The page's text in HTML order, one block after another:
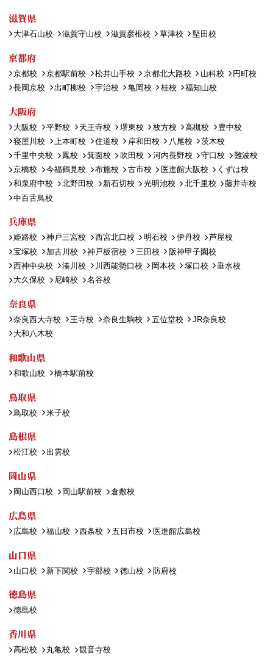
滋賀県
大津石山校 滋賀守山校 滋賀彦根校 草津校 堅田校
京都府
京都校 京都駅前校 松井山手校 京都北大路校 山科校
円町校
長岡京校
出町柳校 宇治校 亀岡校 桂校 福知山校
大阪府
大阪校 平野校 天王寺校 堺東校 枚方校 高槻校
豊中校
寝屋川校
上本町校 住道校 岸和田校 八尾校
茨木校
千里中央校
鳳校 箕面校 吹田校 河内長野校 守口校
難波校
京橋校
今福鶴見校 布施校 古市校 医進館大阪校
くずは校
和泉府中校
北野田校 新石切校 光明池校 北千里校
藤井寺校
中百舌鳥校
兵庫県
姫路校 神戸三宮校 西宮北口校 明石校 伊丹校
芦屋校
宝塚校
加古川校 神戸板宿校 三田校
阪神甲子園校
西神中央校
湊川校 川西能勢口校 岡本校 塚口校
垂水校
大久保校
尼崎校 名谷校
奈良県
奈良西大寺校 王寺校 奈良生駒校 五位堂校
JR奈良校
大和八木校
和歌山県
和歌山校 橋本駅前校
鳥取県
鳥取校 米子校
島根県
松江校 出雲校
岡山県
岡山西口校 岡山駅前校 倉敷校
広島県
広島校 福山校 西条校 五日市校 医進館広島校
山口県
山口校 新下関校 宇部校 徳山校 防府校
徳島県
徳島校
香川県
高松校 丸亀校 観音寺校